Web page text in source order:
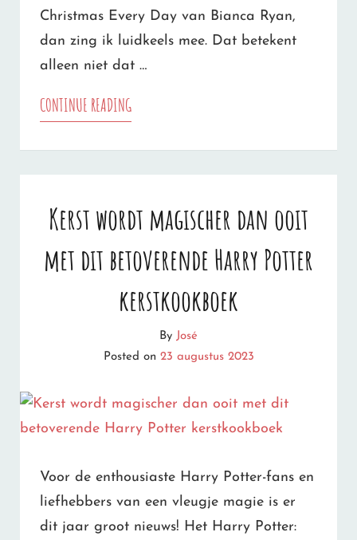
Christmas Every Day van Bianca Ryan,
dan zing ik luidkeels mee. Dat betekent
alleen niet dat …
CONTINUE READINGWEG
BRENG
JE
HUIS
IN
HERFSTSFEER
(OOK
VOOR
NIET-
KERSTIES!)
Kerst wordt magischer dan ooit
met dit betoverende Harry Potter
kerstkookboek
By José
Posted on 23 augustus 2023
Voor de enthousiaste Harry Potter-fans en
liefhebbers van een vleugje magie is er
dit jaar groot nieuws! Het Harry Potter: